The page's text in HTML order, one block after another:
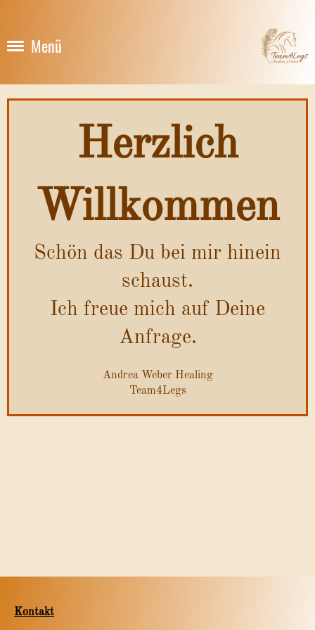
Menü
Herzlich
Willkommen
Schön das Du bei mir hinein
schaust.
Ich freue mich auf Deine
Anfrage.
Andrea Weber Healing
Team4Legs
Kontakt